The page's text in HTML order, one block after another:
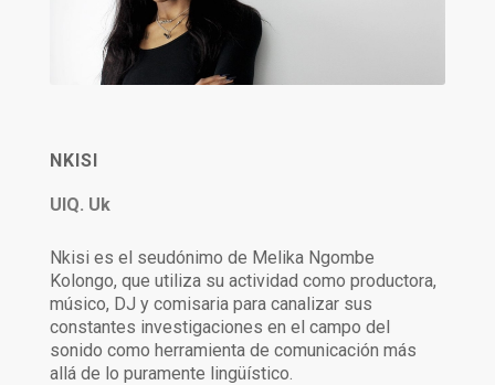
NKISI
UIQ. Uk
Nkisi es el seudónimo de Melika Ngombe
Kolongo, que utiliza su actividad como productora,
músico, DJ y comisaria para canalizar sus
constantes investigaciones en el campo del
sonido como herramienta de comunicación más
allá de lo puramente lingüístico.